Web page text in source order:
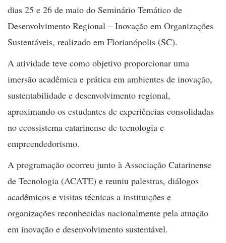
dias 25 e 26 de maio do Seminário Temático de
Desenvolvimento Regional – Inovação em Organizações
Sustentáveis, realizado em Florianópolis (SC).
A atividade teve como objetivo proporcionar uma
imersão acadêmica e prática em ambientes de inovação,
sustentabilidade e desenvolvimento regional,
aproximando os estudantes de experiências consolidadas
no ecossistema catarinense de tecnologia e
empreendedorismo.
A programação ocorreu junto à Associação Catarinense
de Tecnologia (ACATE) e reuniu palestras, diálogos
acadêmicos e visitas técnicas a instituições e
organizações reconhecidas nacionalmente pela atuação
em inovação e desenvolvimento sustentável.